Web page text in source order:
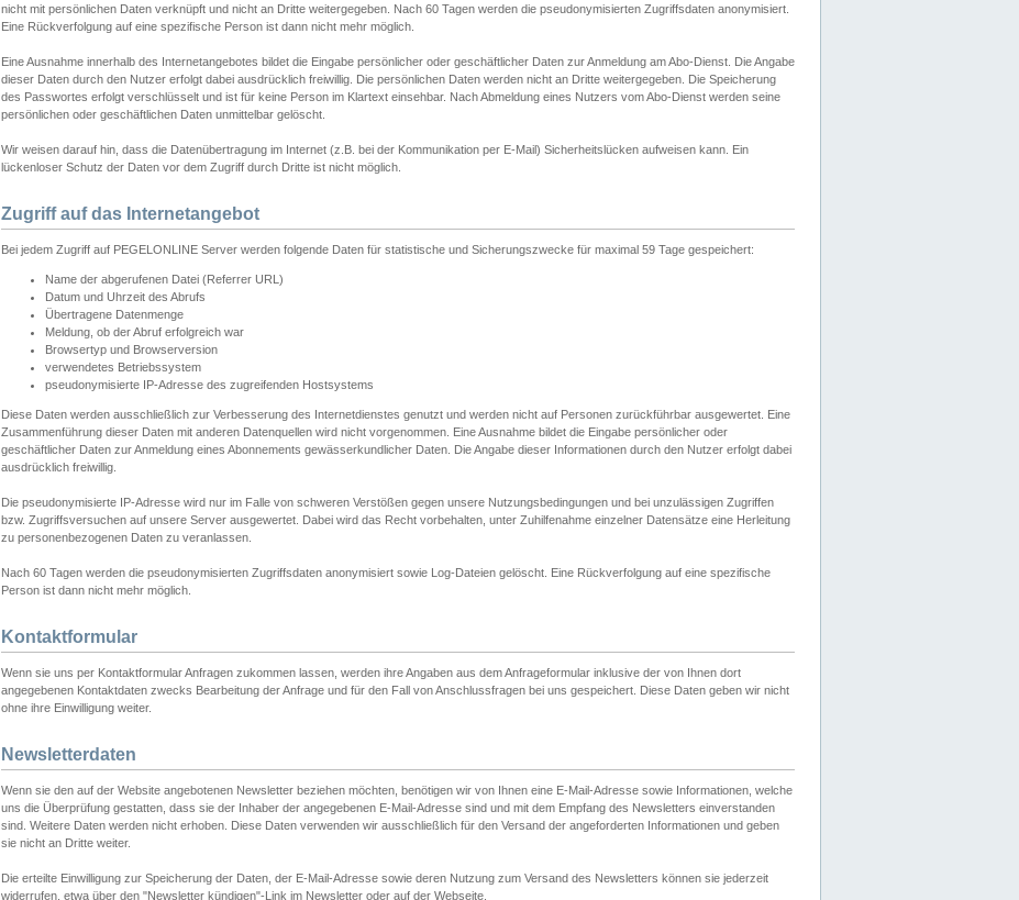
nicht mit persönlichen Daten verknüpft und nicht an Dritte weitergegeben. Nach 60 Tagen werden die pseudonymisierten Zugriffsdaten anonymisiert.
Eine Rückverfolgung auf eine spezifische Person ist dann nicht mehr möglich.
Eine Ausnahme innerhalb des Internetangebotes bildet die Eingabe persönlicher oder geschäftlicher Daten zur Anmeldung am Abo-Dienst. Die Angabe
dieser Daten durch den Nutzer erfolgt dabei ausdrücklich freiwillig. Die persönlichen Daten werden nicht an Dritte weitergegeben. Die Speicherung
des Passwortes erfolgt verschlüsselt und ist für keine Person im Klartext einsehbar. Nach Abmeldung eines Nutzers vom Abo-Dienst werden seine
persönlichen oder geschäftlichen Daten unmittelbar gelöscht.
Wir weisen darauf hin, dass die Datenübertragung im Internet (z.B. bei der Kommunikation per E-Mail) Sicherheitslücken aufweisen kann. Ein
lückenloser Schutz der Daten vor dem Zugriff durch Dritte ist nicht möglich.
Zugriff auf das Internetangebot
Bei jedem Zugriff auf PEGELONLINE Server werden folgende Daten für statistische und Sicherungszwecke für maximal 59 Tage gespeichert:
Name der abgerufenen Datei (Referrer URL)
Datum und Uhrzeit des Abrufs
Übertragene Datenmenge
Meldung, ob der Abruf erfolgreich war
Browsertyp und Browserversion
verwendetes Betriebssystem
pseudonymisierte IP-Adresse des zugreifenden Hostsystems
Diese Daten werden ausschließlich zur Verbesserung des Internetdienstes genutzt und werden nicht auf Personen zurückführbar ausgewertet. Eine
Zusammenführung dieser Daten mit anderen Datenquellen wird nicht vorgenommen. Eine Ausnahme bildet die Eingabe persönlicher oder
geschäftlicher Daten zur Anmeldung eines Abonnements gewässerkundlicher Daten. Die Angabe dieser Informationen durch den Nutzer erfolgt dabei
ausdrücklich freiwillig.
Die pseudonymisierte IP-Adresse wird nur im Falle von schweren Verstößen gegen unsere Nutzungsbedingungen und bei unzulässigen Zugriffen
bzw. Zugriffsversuchen auf unsere Server ausgewertet. Dabei wird das Recht vorbehalten, unter Zuhilfenahme einzelner Datensätze eine Herleitung
zu personenbezogenen Daten zu veranlassen.
Nach 60 Tagen werden die pseudonymisierten Zugriffsdaten anonymisiert sowie Log-Dateien gelöscht. Eine Rückverfolgung auf eine spezifische
Person ist dann nicht mehr möglich.
Kontaktformular
Wenn sie uns per Kontaktformular Anfragen zukommen lassen, werden ihre Angaben aus dem Anfrageformular inklusive der von Ihnen dort
angegebenen Kontaktdaten zwecks Bearbeitung der Anfrage und für den Fall von Anschlussfragen bei uns gespeichert. Diese Daten geben wir nicht
ohne ihre Einwilligung weiter.
Newsletterdaten
Wenn sie den auf der Website angebotenen Newsletter beziehen möchten, benötigen wir von Ihnen eine E-Mail-Adresse sowie Informationen, welche
uns die Überprüfung gestatten, dass sie der Inhaber der angegebenen E-Mail-Adresse sind und mit dem Empfang des Newsletters einverstanden
sind. Weitere Daten werden nicht erhoben. Diese Daten verwenden wir ausschließlich für den Versand der angeforderten Informationen und geben
sie nicht an Dritte weiter.
Die erteilte Einwilligung zur Speicherung der Daten, der E-Mail-Adresse sowie deren Nutzung zum Versand des Newsletters können sie jederzeit
widerrufen, etwa über den "Newsletter kündigen"-Link im Newsletter oder auf der Webseite.